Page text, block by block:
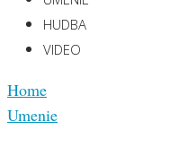
HUDBA
VIDEO
Home
Umenie